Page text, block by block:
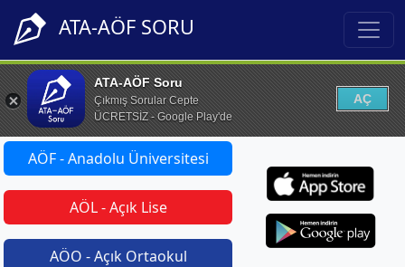
ATA-AÖF SORU
ATA-AÖF Soru
Çıkmış Sorular Cepte
ÜCRETSİZ - Google Play'de
AÇ
AÖF - Anadolu Üniversitesi
AÖL - Açık Lise
AÖO - Açık Ortaokul